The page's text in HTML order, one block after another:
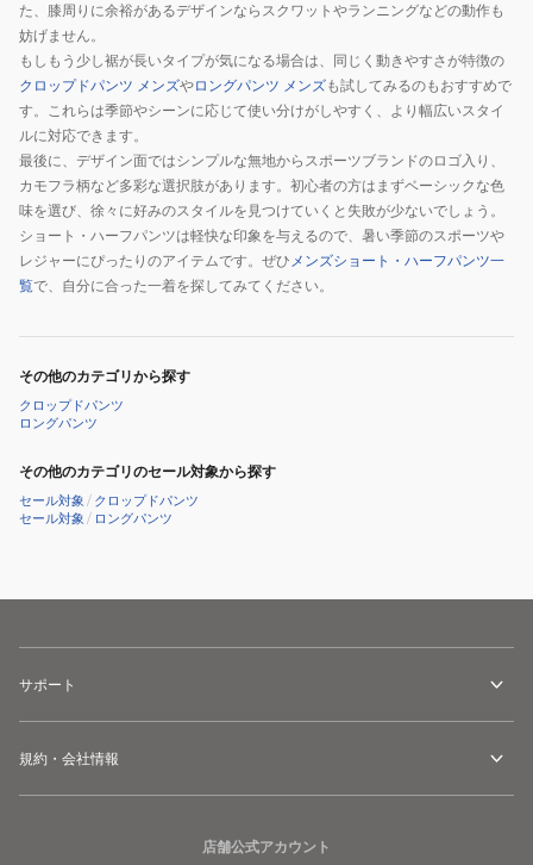
た、膝周りに余裕があるデザインならスクワットやランニングなどの動作も
妨げません。
もしもう少し裾が長いタイプが気になる場合は、同じく動きやすさが特徴の
クロップドパンツ メンズやロングパンツ メンズも試してみるのもおすすめで
す。これらは季節やシーンに応じて使い分けがしやすく、より幅広いスタイ
ルに対応できます。
最後に、デザイン面ではシンプルな無地からスポーツブランドのロゴ入り、
カモフラ柄など多彩な選択肢があります。初心者の方はまずベーシックな色
味を選び、徐々に好みのスタイルを見つけていくと失敗が少ないでしょう。
ショート・ハーフパンツは軽快な印象を与えるので、暑い季節のスポーツや
レジャーにぴったりのアイテムです。ぜひ メンズショート・ハーフパンツ一
覧で、自分に合った一着を探してみてください。
その他のカテゴリから探す
クロップドパンツ
ロングパンツ
その他のカテゴリのセール対象から探す
セール対象 / クロップドパンツ
セール対象 / ロングパンツ
サポート
規約・会社情報
店舗公式アカウント